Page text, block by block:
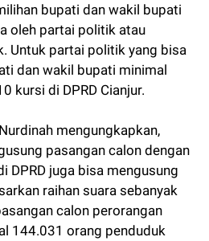
bupati dan wakil bupati
oleh partai politik atau
Untuk partai politik yang bisa
dan wakil bupati minimal
kursi di DPRD Cianjur.
mengungkapkan,
pasangan calon dengan
DPRD juga bisa mengusung
raihan suara sebanyak
calon perorangan
144.031 orang penduduk